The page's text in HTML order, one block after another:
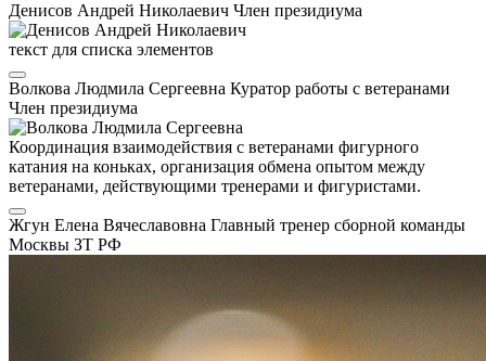
Денисов Андрей Николаевич Член президиума
текст для списка элементов
Волкова Людмила Сергеевна Куратор работы с ветеранами
Член президиума
Координация взаимодействия с ветеранами фигурного
катания на коньках, организация обмена опытом между
ветеранами, действующими тренерами и фигуристами.
Жгун Елена Вячеславовна Главный тренер сборной команды
Москвы ЗТ РФ